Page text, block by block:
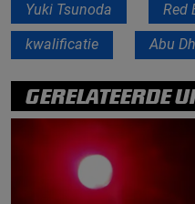
Yuki Tsunoda Red
kwalificatie Abu
GERELATEERDE